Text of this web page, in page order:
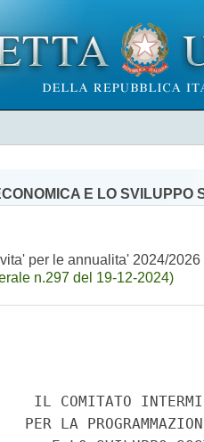
E LO SVILUPPO
per le annualita' 2024/
n.297 del 19-12-2024)